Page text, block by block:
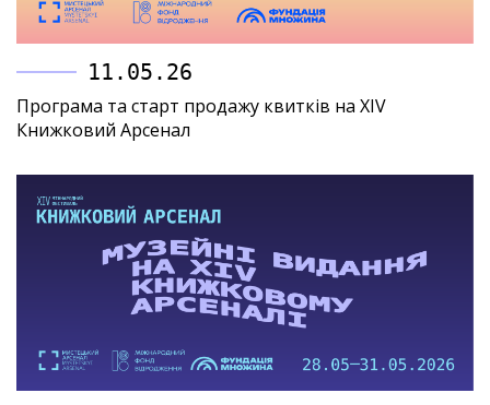
11.05.26
Програма та старт продажу квитків на XIV
Книжковий Арсенал